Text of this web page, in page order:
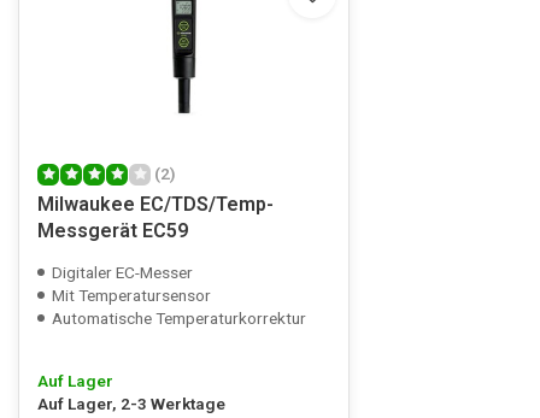
(2)
Milwaukee EC/TDS/Temp-
Messgerät EC59
Digitaler EC-Messer
Mit Temperatursensor
Automatische Temperaturkorrektur
Auf Lager
Auf Lager, 2-3 Werktage